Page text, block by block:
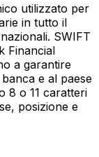
utilizzato per
in tutto il
SWIFT
Financial
a garantire
e al paese
8 o 11 caratteri
posizione e